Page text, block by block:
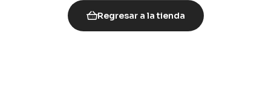
Regresar a la tienda